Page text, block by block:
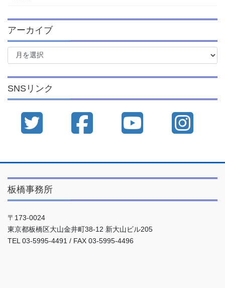
アーカイブ
ア
イ
ブ
SNSリンク
板橋事務所
〒173-0024
東京都板橋区大山金井町38-12 新大山ビル205
TEL 03-5995-4491 / FAX 03-5995-4496